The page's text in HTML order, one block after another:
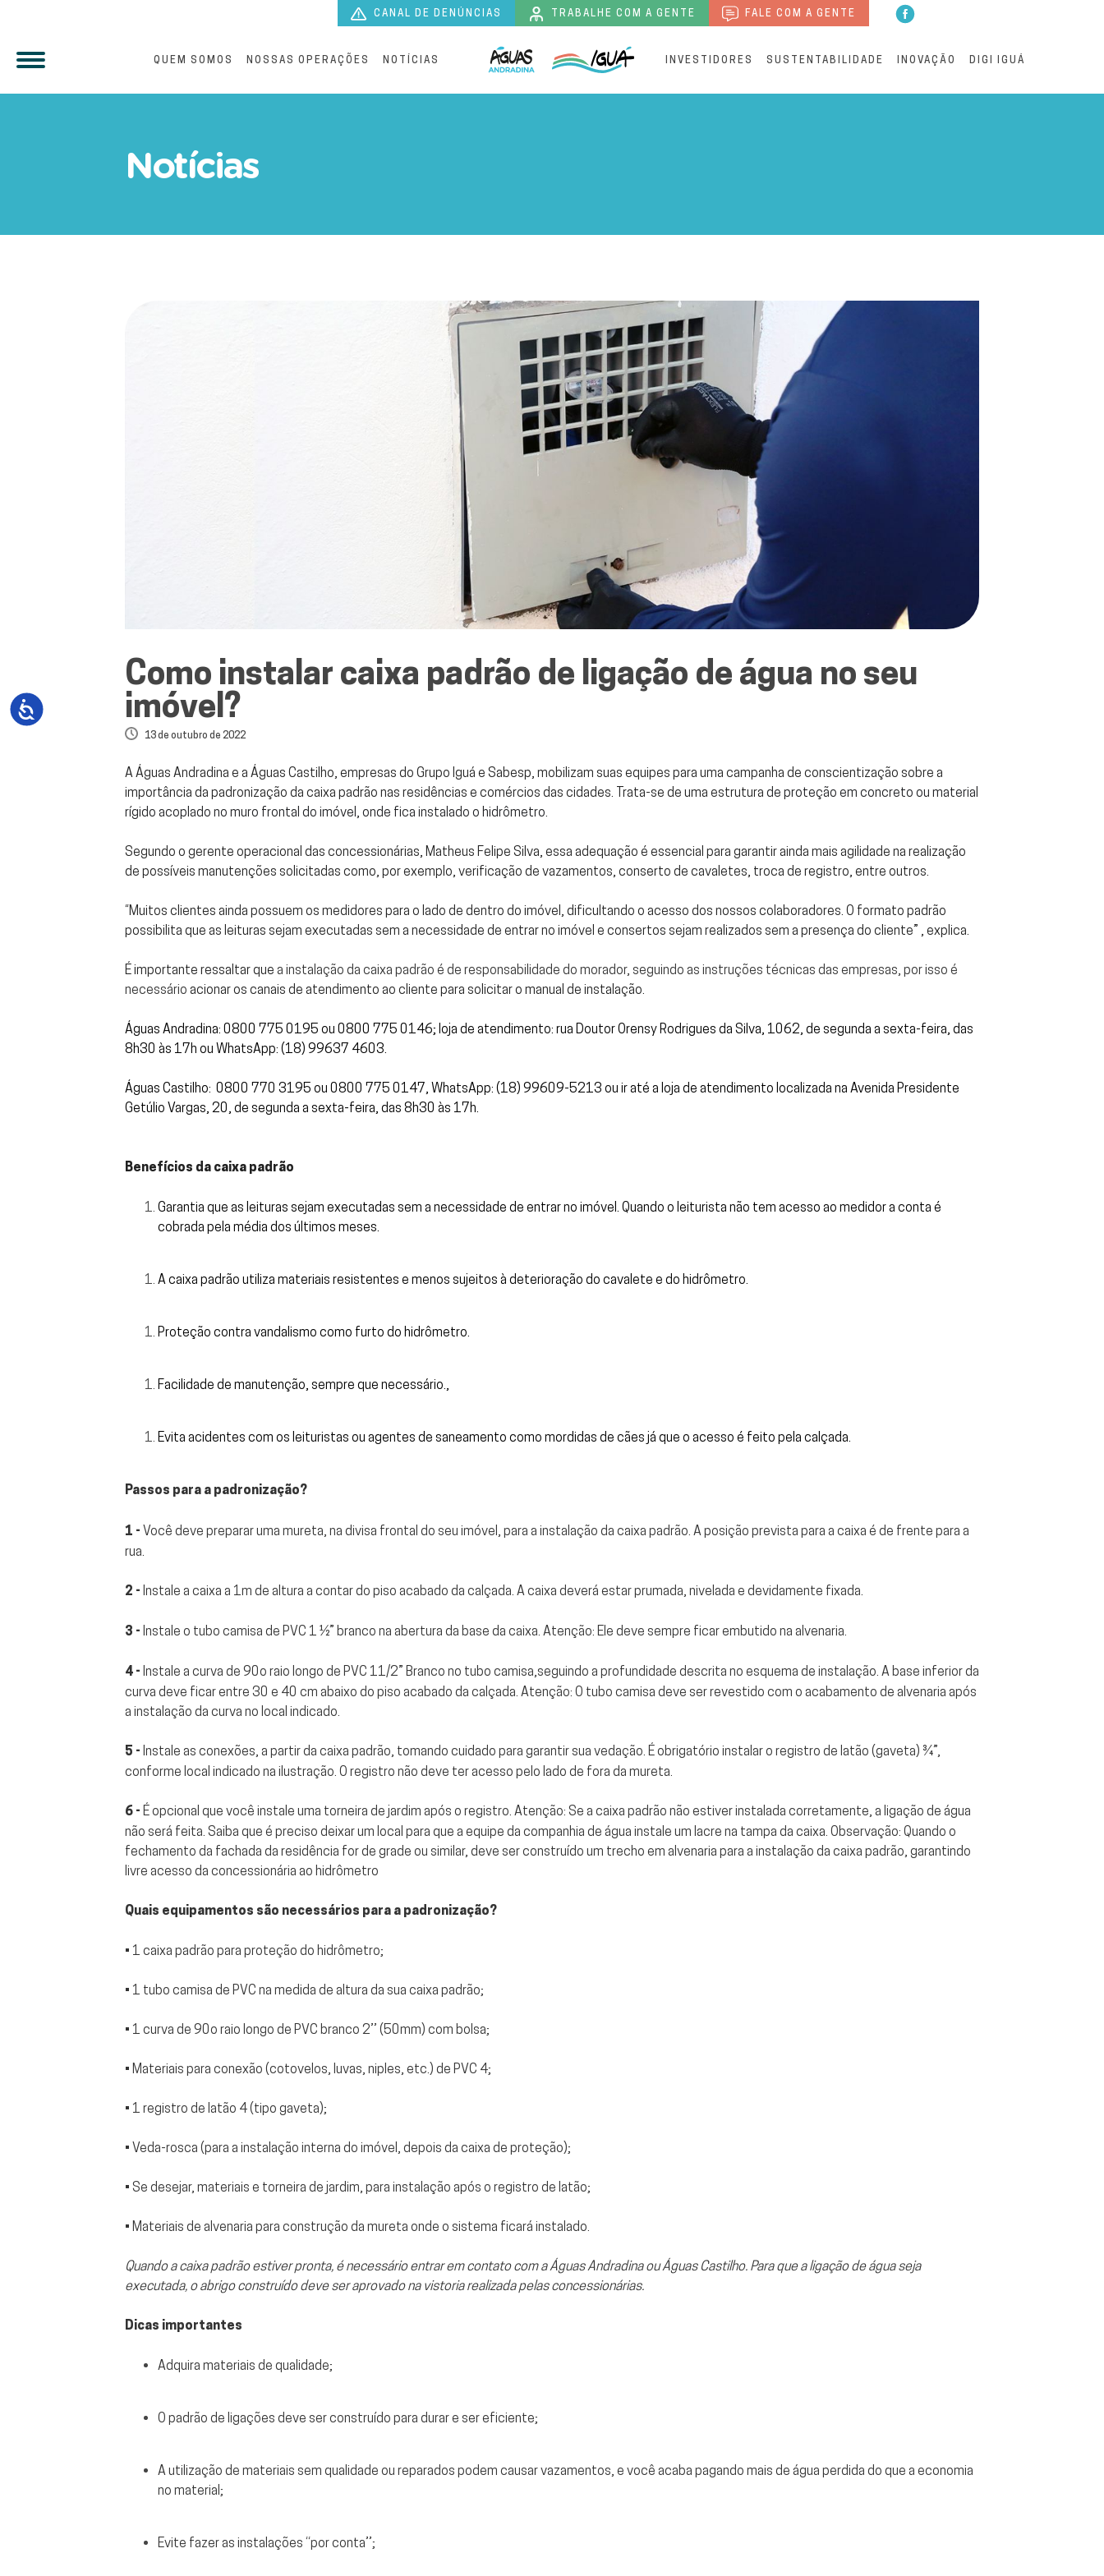
CANAL DE DENÚNCIAS TRABALHE COM A GENTE FALE COM A GENTE
QUEM SOMOS NOSSAS OPERAÇÕES NOTÍCIAS INVESTIDORES SUSTENTABILIDADE INOVAÇÃO DIGI IGUÁ
Notícias
Como instalar caixa padrão de ligação de água no seu
imóvel?
13 de outubro de 2022
A Águas Andradina e a Águas Castilho , empresas do Grupo Iguá e Sabesp , mobilizam suas equipes para uma campanha de conscientização sobre a
importância da padronização da caixa padrão nas residências e comércios das cidades. Trata-se de uma estrutura de proteção em concreto ou material
rígido acoplado no muro frontal do imóvel, onde fica instalado o hidrômetro.
Segundo o gerente operacional das concessionárias, Matheus Felipe Silva, essa adequação é essencial para garantir ainda mais agilidade na realização
de possíveis manutenções solicitadas como, por exemplo, verificação de vazamentos, conserto de cavaletes, troca de registro, entre outros.
“Muitos clientes ainda possuem os medidores para o lado de dentro do imóvel, dificultando o acesso dos nossos colaboradores. O formato padrão
possibilita que as leituras sejam executadas sem a necessidade de entrar no imóvel e consertos sejam realizados sem a presença do cliente” , explica.
É importante ressaltar que a instalação da caixa padrão é de responsabilidade do morador, seguindo as instruções técnicas das empresas, por isso é
necessário acionar os canais de atendimento ao cliente para solicitar o manual de instalação.
Águas Andradina: 0800 775 0195 ou 0800 775 0146; loja de atendimento: rua Doutor Orensy Rodrigues da Silva, 1062, de segunda a sexta-feira, das
8h30 às 17h ou WhatsApp: (18) 99637 4603.
Águas Castilho: 0800 770 3195 ou 0800 775 0147, WhatsApp: (18) 99609-5213 ou ir até a loja de atendimento localizada na Avenida Presidente
Getúlio Vargas, 20, de segunda a sexta-feira, das 8h30 às 17h.
Benefícios da caixa padrão
Garantia que as leituras sejam executadas sem a necessidade de entrar no imóvel. Quando o leiturista não tem acesso ao medidor a conta é
cobrada pela média dos últimos meses.
A caixa padrão utiliza materiais resistentes e menos sujeitos à deterioração do cavalete e do hidrômetro.
Proteção contra vandalismo como furto do hidrômetro.
Facilidade de manutenção, sempre que necessário.,
Evita acidentes com os leituristas ou agentes de saneamento como mordidas de cães já que o acesso é feito pela calçada.
Passos para a padronização?
1 - Você deve preparar uma mureta, na divisa frontal do seu imóvel, para a instalação da caixa padrão. A posição prevista para a caixa é de frente para a
rua.
2 - Instale a caixa a 1m de altura a contar do piso acabado da calçada. A caixa deverá estar prumada, nivelada e devidamente fixada.
3 - Instale o tubo camisa de PVC 1 1⁄2” branco na abertura da base da caixa. Atenção: Ele deve sempre ficar embutido na alvenaria.
4 - Instale a curva de 90o raio longo de PVC 11/2” Branco no tubo camisa,seguindo a profundidade descrita no esquema de instalação. A base inferior da
curva deve ficar entre 30 e 40 cm abaixo do piso acabado da calçada. Atenção: O tubo camisa deve ser revestido com o acabamento de alvenaria após
a instalação da curva no local indicado.
5 - Instale as conexões, a partir da caixa padrão, tomando cuidado para garantir sua vedação. É obrigatório instalar o registro de latão (gaveta) 3⁄4”,
conforme local indicado na ilustração. O registro não deve ter acesso pelo lado de fora da mureta.
6 - É opcional que você instale uma torneira de jardim após o registro. Atenção: Se a caixa padrão não estiver instalada corretamente, a ligação de água
não será feita. Saiba que é preciso deixar um local para que a equipe da companhia de água instale um lacre na tampa da caixa. Observação: Quando o
fechamento da fachada da residência for de grade ou similar, deve ser construído um trecho em alvenaria para a instalação da caixa padrão, garantindo
livre acesso da concessionária ao hidrômetro
Quais equipamentos são necessários para a padronização?
• 1 caixa padrão para proteção do hidrômetro;
• 1 tubo camisa de PVC na medida de altura da sua caixa padrão;
• 1 curva de 90o raio longo de PVC branco 2’’ (50mm) com bolsa;
• Materiais para conexão (cotovelos, luvas, niples, etc.) de PVC 4;
• 1 registro de latão 4 (tipo gaveta);
• Veda-rosca (para a instalação interna do imóvel, depois da caixa de proteção);
• Se desejar, materiais e torneira de jardim, para instalação após o registro de latão;
• Materiais de alvenaria para construção da mureta onde o sistema ficará instalado.
Quando a caixa padrão estiver pronta, é necessário entrar em contato com a Águas Andradina ou Águas Castilho. Para que a ligação de água seja
executada, o abrigo construído deve ser aprovado na vistoria realizada pelas concessionárias.
Dicas importantes
Adquira materiais de qualidade;
O padrão de ligações deve ser construído para durar e ser eficiente;
A utilização de materiais sem qualidade ou reparados podem causar vazamentos, e você acaba pagando mais de água perdida do que a economia
no material;
Evite fazer as instalações ‘‘por conta’’;